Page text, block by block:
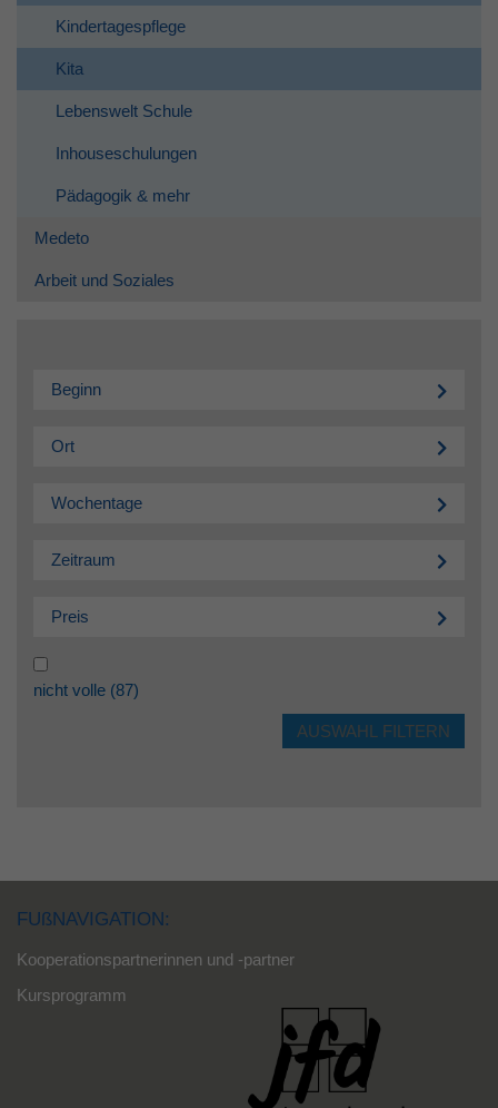
Kindertagespflege
Kita
Lebenswelt Schule
Inhouseschulungen
Pädagogik & mehr
Medeto
Arbeit und Soziales
Beginn
Ort
Wochentage
Zeitraum
Preis
nicht volle (87)
FUßNAVIGATION:
Kooperationspartnerinnen und -partner
Kursprogramm